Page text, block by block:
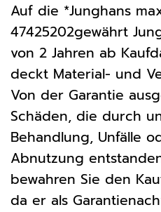
Auf die *Junghans
47425202gewährt
von 2 Jahren ab
deckt Material- und
Von der Garantie
Schäden, die durch
Behandlung, Unfälle
Abnutzung
bewahren Sie den
da er als